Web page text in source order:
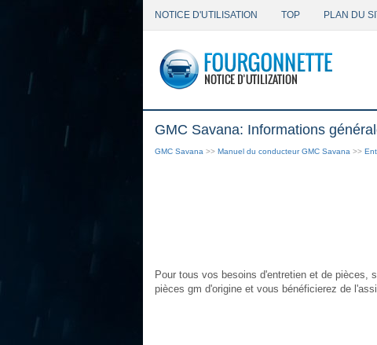
NOTICE D'UTILISATION TOP PLAN DU
GMC Savana: Informations
GMC Savana >> Manuel du conducteur GMC Savana >>
Pour tous vos besoins d'entretien et de pièces,
pièces gm d'origine et vous bénéficierez de